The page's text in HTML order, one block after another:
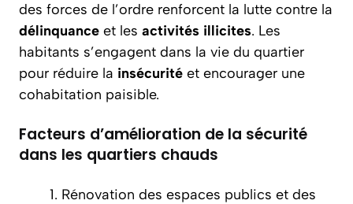
des forces de l’ordre renforcent la lutte contre la
délinquance et les activités illicites. Les
habitants s’engagent dans la vie du quartier
pour réduire la insécurité et encourager une
cohabitation paisible.
Facteurs d’amélioration de la sécurité
dans les quartiers chauds
Rénovation des espaces publics et des